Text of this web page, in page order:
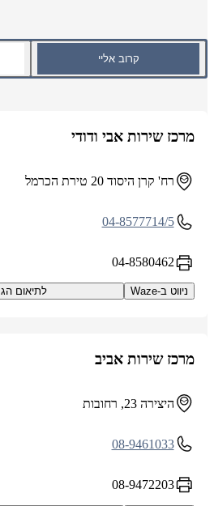
קרוב אליי
מרכז שירות אבי ודודי
רח' קרן היסוד 20 טירת הכרמל
04-8577714/5
04-8580462
ניווט ב-Waze לתיאום הגעה
מרכז שירות אביב
היצירה 23, רחובות
08-9461033
08-9472203